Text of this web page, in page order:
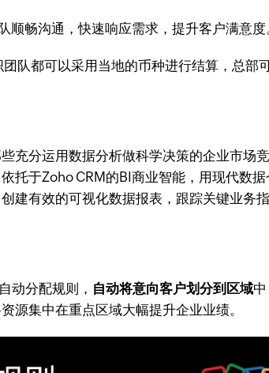
顺畅沟通，快速响应需求，提升客户满意度
团队都可以采用当地的币种进行结算，总
充分运用数据分析做科学决策的企业市场
依托于Zoho CRM的BI商业智能，用现代数
建有效的可视化数据报表，跟踪关键业务
动分配规则， 自动将意向客户划分到区域
源集中在重点区域大幅提升企业业绩。